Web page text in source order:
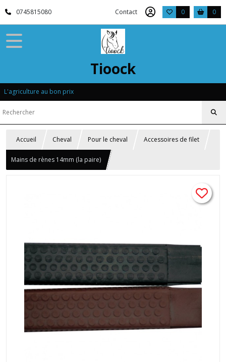
0745815080 Contact 0 0
Tioock
L'agriculture au bon prix
Accueil Cheval Pour le cheval Accessoires de filet
Mains de rènes 14mm (la paire)